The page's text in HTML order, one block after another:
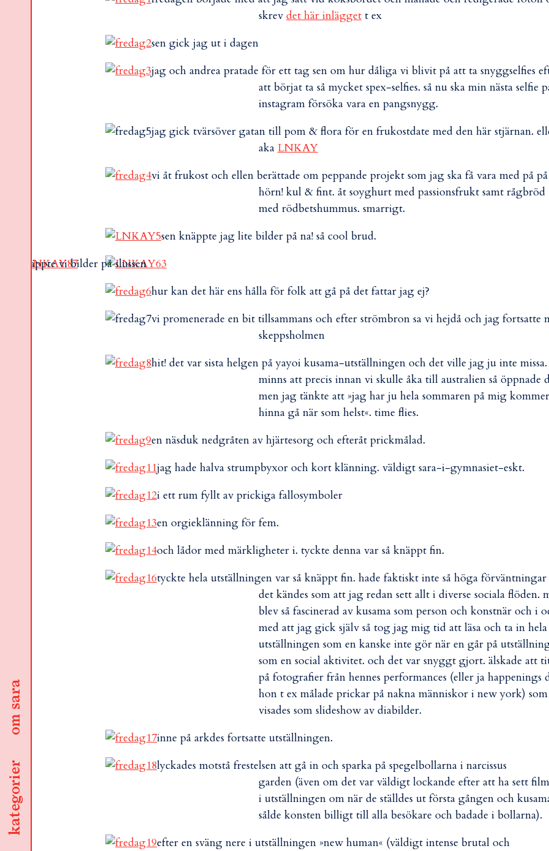
kategorier
om sara
skrev det här inlägget t ex
sen gick jag ut i dagen
jag och andrea pratade för ett tag sen om hur dåliga vi blivit på att ta snyggselfies
att börjat ta så mycket spex-selfies. så nu ska min nästa selfie
instagram försöka vara en pangsnygg.
jag gick tvärsöver gatan till pom & flora för en frukostdate med den här stjärnan.
aka LNKAY
vi åt frukost och ellen berättade om peppande projekt som jag ska få vara med på
hörn! kul & fint. åt soyghurt med passionsfrukt samt rågbröd
med rödbetshummus. smarrigt.
sen knäppte jag lite bilder på na! så cool brud.
så knäppte vi bilder på slussen
hur kan det här ens hålla för folk att gå på det fattar jag ej?
vi promenerade en bit tillsammans och efter strömbron sa vi hejdå och jag fortsatte
skeppsholmen
hit! det var sista helgen på yayoi kusama-utställningen och det ville jag ju inte
minns att precis innan vi skulle åka till australien så öppnade
men jag tänkte att »jag har ju hela sommaren på mig kommer
hinna gå när som helst«. time flies.
en näsduk nedgråten av hjärtesorg och efteråt prickmålad.
jag hade halva strumpbyxor och kort klänning. väldigt sara-i-gymnasiet-eskt.
i ett rum fyllt av prickiga fallosymboler
en orgieklänning för fem.
och lådor med märkligheter i. tyckte denna var så knäppt fin.
tyckte hela utställningen var så knäppt fin. hade faktiskt inte så höga
det kändes som att jag redan sett allt i diverse sociala flöden.
blev så fascinerad av kusama som person och konstnär och i
med att jag gick själv så tog jag mig tid att läsa och ta in hela
utställningen som en kanske inte gör när en går på
som en social aktivitet. och det var snyggt gjort. älskade att
på fotografier från hennes performances (eller ja happenings
hon t ex målade prickar på nakna människor i new york) som
visades som slideshow av diabilder.
inne på arkdes fortsatte utställningen.
lyckades motstå frestelsen att gå in och sparka på spegelbollarna i narcissus
garden (även om det var väldigt lockande efter att ha sett
i utställningen om när de ställdes ut första gången och
sålde konsten billigt till alla besökare och badade i bollarna).
efter en sväng nere i utställningen »new human« (väldigt intense brutal och